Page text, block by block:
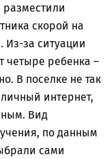
разместили
скорой на
Из-за ситуации
четыре ребенка –
В поселке не так
интернет,
Вид
по данным
сами